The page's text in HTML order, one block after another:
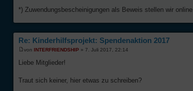
*) Zuwendungsbescheinigungen als Beweis stellen wir online.
Re: Kinderhilfsprojekt: Spendenaktion 2017
von INTERFRIENDSHIP » 7. Juli 2017, 22:14
Liebe Mitglieder!
Traut sich keiner, hier etwas zu schreiben?